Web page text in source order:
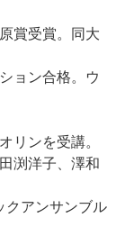
賞受賞。同大
ョン合格。ウ
リンを受講。
渕洋子、澤和
クアンサンブル